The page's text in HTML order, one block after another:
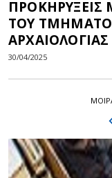
ΤΟΥ
30/04/2025